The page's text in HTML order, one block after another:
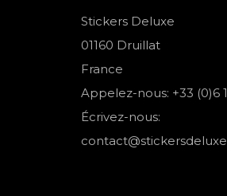
Stickers Deluxe
01160 Druillat
France
Appelez-nous: +33 (0)6
Écrivez-nous: